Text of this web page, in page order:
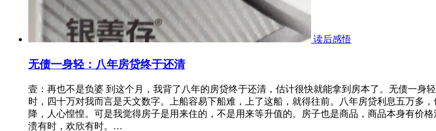
读后感悟
无债一身轻：八年房贷终于还清
壹：再也不是负婆 到这个月，我背了八年的房贷终于还清，估计很快就能拿到房本了。无债一
时，四十万对我而言是天文数字。上船容易下船难，上了这船，就得往前。八年房贷利息五万多
降，人心惶惶。可是我觉得房子是用来住的，不是用来等升值的。房子也是商品，商品本身有价
溃有时，欢欣有时。…